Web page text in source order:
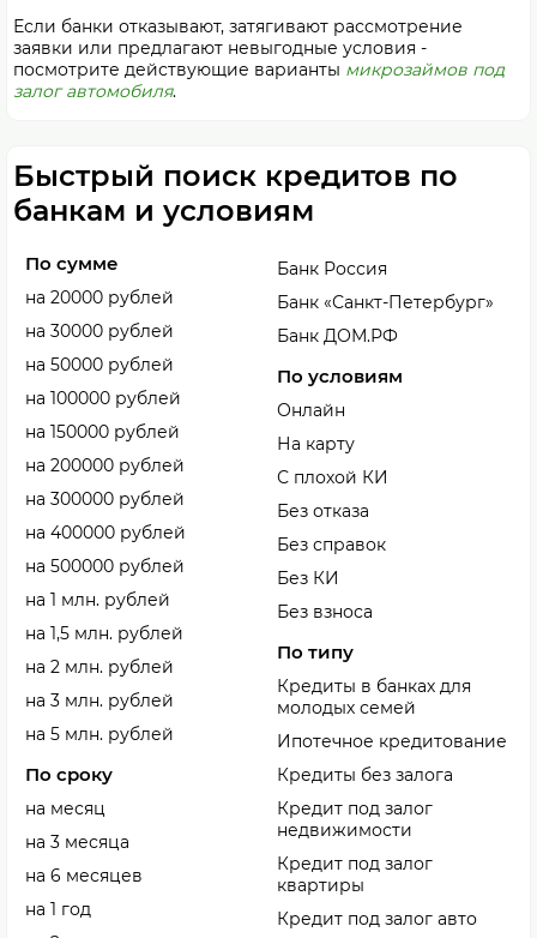
Если банки отказывают, затягивают рассмотрение
заявки или предлагают невыгодные условия -
посмотрите действующие варианты микрозаймов под
залог автомобиля.
Быстрый поиск кредитов по
банкам и условиям
По сумме
на 20000 рублей
на 30000 рублей
на 50000 рублей
на 100000 рублей
на 150000 рублей
на 200000 рублей
на 300000 рублей
на 400000 рублей
на 500000 рублей
на 1 млн. рублей
на 1,5 млн. рублей
на 2 млн. рублей
на 3 млн. рублей
на 5 млн. рублей
По сроку
на месяц
на 3 месяца
на 6 месяцев
на 1 год
Банк Россия
Банк «Санкт-Петербург»
Банк ДОМ.РФ
По условиям
Онлайн
На карту
С плохой КИ
Без отказа
Без справок
Без КИ
Без взноса
По типу
Кредиты в банках для
молодых семей
Ипотечное кредитование
Кредиты без залога
Кредит под залог
недвижимости
Кредит под залог
квартиры
Кредит под залог авто